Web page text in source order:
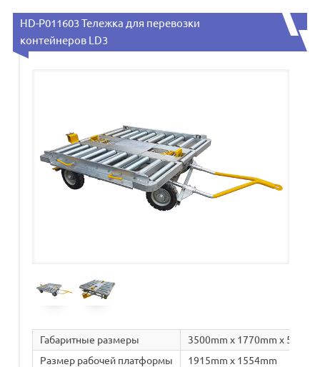
HD-P011603 Тележка для перевозки
контейнеров LD3
Габаритные размеры
3500mm x 1770mm x 560mm
Размер рабочей платформы
1915mm x 1554mm